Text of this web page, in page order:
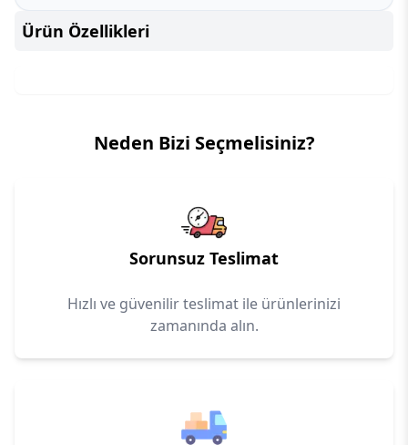
Ürün Özellikleri
Neden Bizi Seçmelisiniz?
Sorunsuz Teslimat
Hızlı ve güvenilir teslimat ile ürünlerinizi
zamanında alın.